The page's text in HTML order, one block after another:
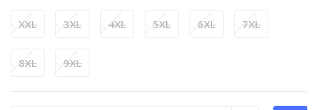
XXL 3XL 4XL 5XL 6XL 7XL
8XL 9XL